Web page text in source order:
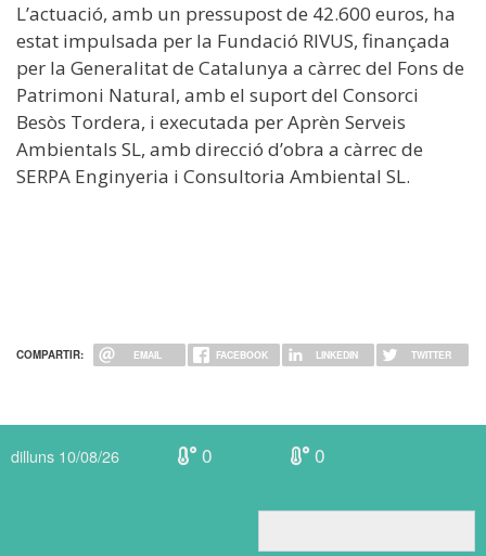
L’actuació, amb un pressupost de 42.600 euros, ha
estat impulsada per la Fundació RIVUS, finançada
per la Generalitat de Catalunya a càrrec del Fons de
Patrimoni Natural, amb el suport del Consorci
Besòs Tordera, i executada per Aprèn Serveis
Ambientals SL, amb direcció d’obra a càrrec de
SERPA Enginyeria i Consultoria Ambiental SL.
COMPARTIR: EMAIL FACEBOOK LINKEDIN TWITTER
dilluns 10/08/26 0 0